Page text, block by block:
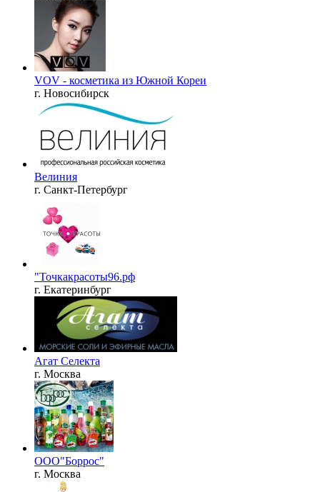
VOV - косметика из Южной Кореи
г. Новосибирск
Велиния
г. Санкт-Петербург
"Точкакрасоты96.рф
г. Екатеринбург
Агат Селекта
г. Москва
ООО"Боррос"
г. Москва